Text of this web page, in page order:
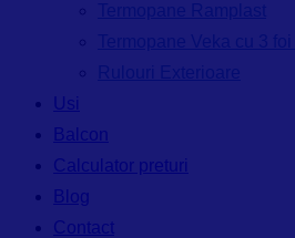
Usi
Balcon
Calculator preturi
Blog
Contact